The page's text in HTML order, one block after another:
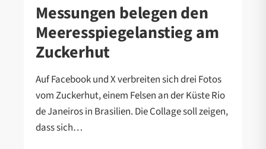
Messungen belegen den
Meeresspiegelanstieg am
Zuckerhut
Auf Facebook und X verbreiten sich drei Fotos
vom Zuckerhut, einem Felsen an der Küste Rio
de Janeiros in Brasilien. Die Collage soll zeigen,
dass sich…